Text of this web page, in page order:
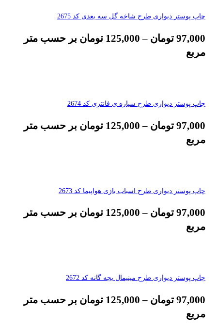
چاپ پوستر دیواری طرح شاخه گل سه بعدی کد 2675
97,000 تومان –
125,000 تومان بر حسب متر
مربع
چاپ پوستر دیواری طرح سیاره ی فانتزی کد 2674
97,000 تومان –
125,000 تومان بر حسب متر
مربع
چاپ پوستر دیواری طرح اسباب بازی هواپیما کد 2673
97,000 تومان –
125,000 تومان بر حسب متر
مربع
چاپ پوستر دیواری طرح مینیمال بچه گانه کد 2672
97,000 تومان –
125,000 تومان بر حسب متر
مربع